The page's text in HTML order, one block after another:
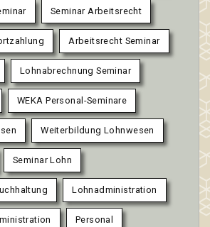
Seminar Arbeitsrecht
Arbeitsrecht Seminar
Lohnabrechnung Seminar
WEKA Personal-Seminare
Weiterbildung Lohnwesen
Seminar Lohn
Lohnadministration
Personal